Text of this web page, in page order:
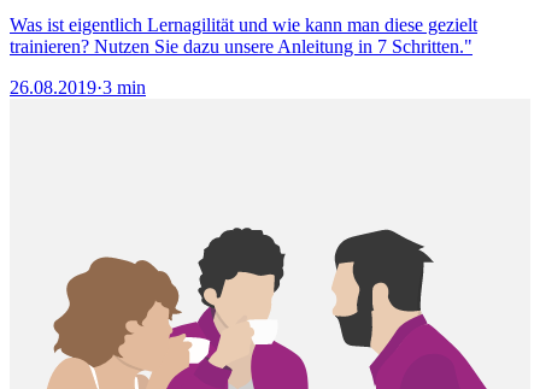
Was ist eigentlich Lernagilität und wie kann man diese gezielt
trainieren? Nutzen Sie dazu unsere Anleitung in 7 Schritten."
26.08.2019·3 min